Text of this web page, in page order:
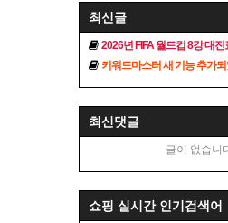
최신글
2026년 FIFA 월드컵 8강 대진
키워드마스터 새 기능 추가
최신댓글
글이 없습니
쇼핑 실시간 인기검색어